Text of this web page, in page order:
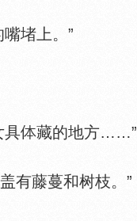
嘴堵上。”
具 藏的地方……”
有藤蔓和树枝。”